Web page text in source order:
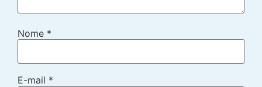
Nome *
E-mail *